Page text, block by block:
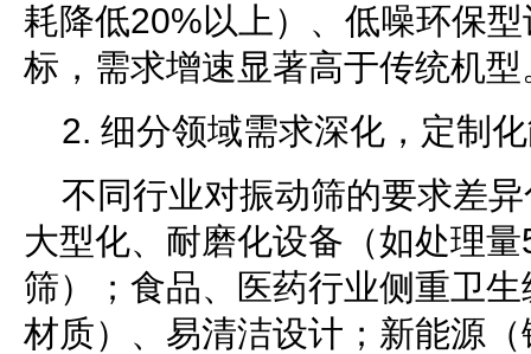
耗降低20%以上）、低噪环保型
标，需求增速显著高于传统机型
2. 细分领域需求深化，定制
不同行业对振动筛的要求差
大型化、耐磨化设备（如处理
筛）；食品、医药行业侧重卫
材质）、易清洁设计；新能源